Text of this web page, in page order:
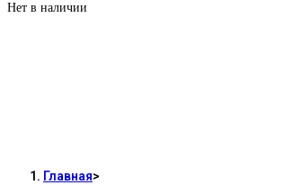
Нет в наличии
Главная>